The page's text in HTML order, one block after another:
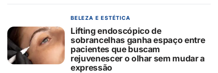
BELEZA E ESTÉTICA
Lifting endoscópico de
sobrancelhas ganha espaço entre
pacientes que buscam
rejuvenescer o olhar sem mudar a
expressão